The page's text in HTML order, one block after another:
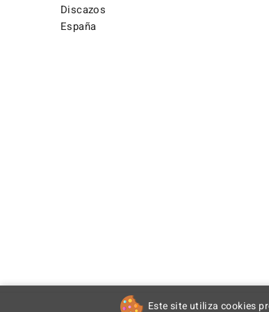
Discazos
España
Este site utiliza cookies